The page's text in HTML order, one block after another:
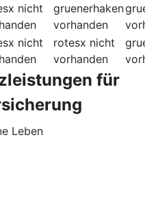
nicht
gruenerhaken
vorhanden
nicht
rotesx nicht
vorhanden
für
Leben